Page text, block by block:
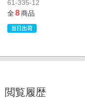
61-335-12
全8商品
閲覧履歴